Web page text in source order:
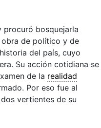
procuró bosquejarla
obra de político y de
del país, cuyo
Su acción cotidiana se
de la realidad
Por eso fue al
vertientes de su